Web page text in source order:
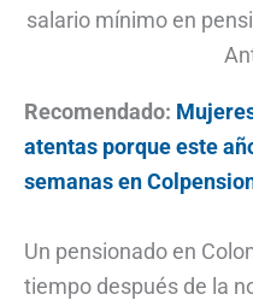
salario mínimo en
Recomendado:
atentas porque este
semanas en
Un pensionado en
tiempo después de la